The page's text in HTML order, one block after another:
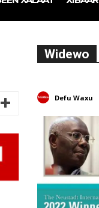
Widewo
Defu Waxu